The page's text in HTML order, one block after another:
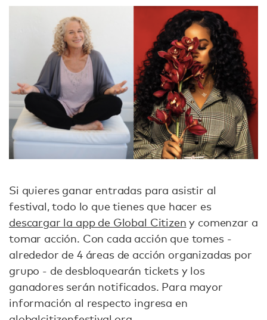
Si quieres ganar entradas para asistir al
festival, todo lo que tienes que hacer es
descargar la app de Global Citizen y comenzar a
tomar acción. Con cada acción que tomes -
alrededor de 4 áreas de acción organizadas por
grupo - de desbloquearán tickets y los
ganadores serán notificados. Para mayor
información al respecto ingresa en